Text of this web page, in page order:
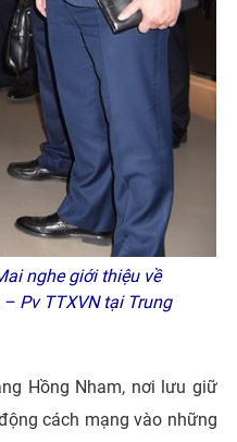
nghe giới thiệu về
Pv TTXVN tại Trung
Hồng Nham, nơi lưu giữ
cách mạng vào những